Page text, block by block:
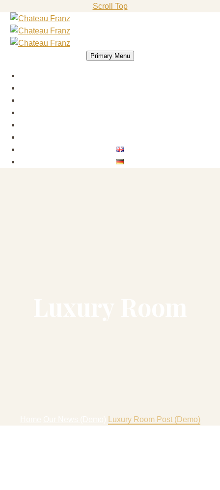
Scroll Top
Primary Menu
Luxury Room Post (Demo)